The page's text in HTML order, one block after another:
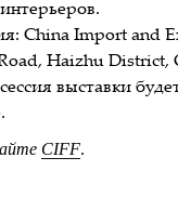
China Import and
Haizhu District,
выставки
CIFF.